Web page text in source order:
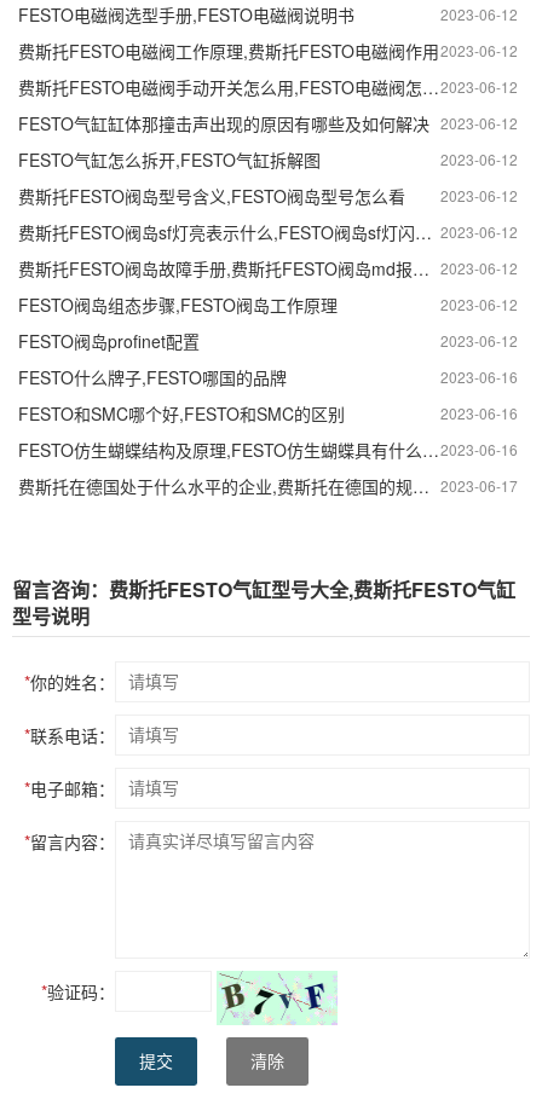
2023-06-12
FESTO电磁阀选型手册,FESTO电磁阀说明书
2023-06-12
费斯托FESTO电磁阀工作原理,费斯托FESTO电磁阀作用
2023-06-12
费斯托FESTO电磁阀手动开关怎么用,FESTO电磁阀怎么手动
2023-06-12
FESTO气缸缸体那撞击声出现的原因有哪些及如何解决
2023-06-12
FESTO气缸怎么拆开,FESTO气缸拆解图
2023-06-12
费斯托FESTO阀岛型号含义,FESTO阀岛型号怎么看
2023-06-12
费斯托FESTO阀岛sf灯亮表示什么,FESTO阀岛sf灯闪烁故障处理
2023-06-12
费斯托FESTO阀岛故障手册,费斯托FESTO阀岛md报警处理方法
2023-06-12
FESTO阀岛组态步骤,FESTO阀岛工作原理
2023-06-12
FESTO阀岛profinet配置
2023-06-16
FESTO什么牌子,FESTO哪国的品牌
2023-06-16
FESTO和SMC哪个好,FESTO和SMC的区别
2023-06-16
FESTO仿生蝴蝶结构及原理,FESTO仿生蝴蝶具有什么功能
2023-06-17
费斯托在德国处于什么水平的企业,费斯托在德国的规模介绍
留言咨询：费斯托FESTO气缸型号大全,费斯托FESTO气缸
型号说明
*你的姓名：
*联系电话：
*电子邮箱：
*留言内容：
*验证码：
提交 清除